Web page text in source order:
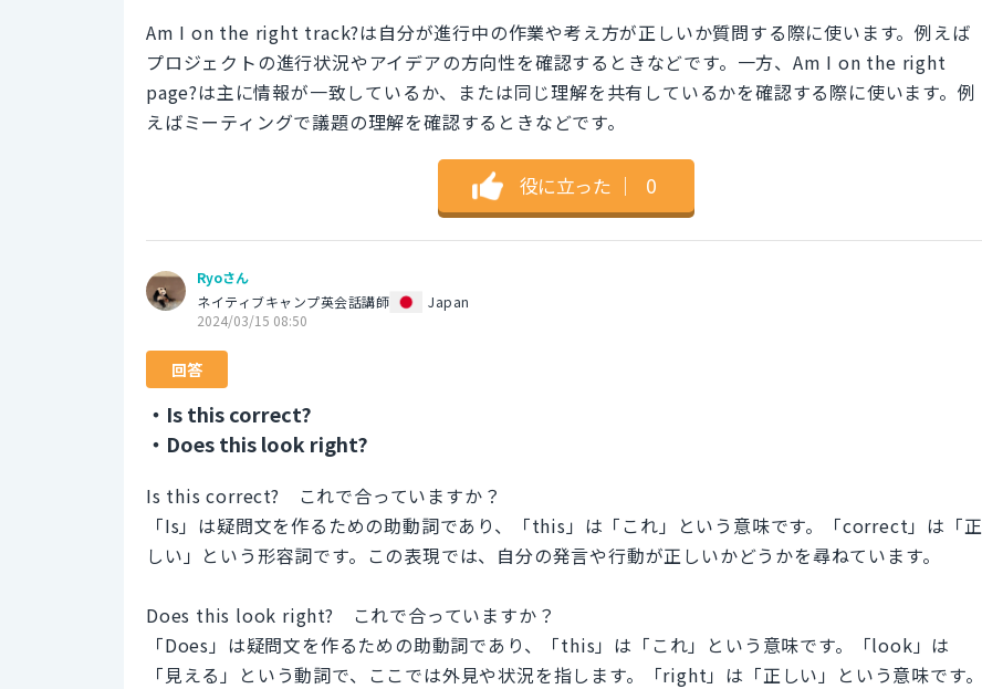
Am I on the right track?は自分が進行中の作業や考え方が正しいか質問する際に使います。例えば
プロジェクトの進行状況やアイデアの方向性を確認するときなどです。一方、Am I on the right
page?は主に情報が一致しているか、または同じ理解を共有しているかを確認する際に使います。例
えばミーティングで議題の理解を確認するときなどです。
役に立った ｜ 0
Ryoさん
ネイティブキャンプ英会話講師
Japan
2024/03/15 08:50
回答
・Is this correct?
・Does this look right?
Is this correct? これで合っていますか？
「Is」は疑問文を作るための助動詞であり、「this」は「これ」という意味です。「correct」は「正
しい」という形容詞です。この表現では、自分の発言や行動が正しいかどうかを尋ねています。
Does this look right? これで合っていますか？
「Does」は疑問文を作るための助動詞であり、「this」は「これ」という意味です。「look」は
「見える」という動詞で、ここでは外見や状況を指します。「right」は「正しい」という意味です。